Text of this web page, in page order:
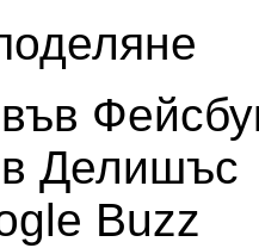
Делишъс
Buzz